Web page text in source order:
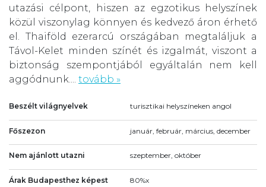
utazási célpont, hiszen az egzotikus helyszínek
közül viszonylag könnyen és kedvező áron érhető
el. Thaiföld ezerarcú országában megtaláljuk a
Távol-Kelet minden színét és izgalmát, viszont a
biztonság szempontjából egyáltalán nem kell
aggódnunk.... tovább »
Beszélt világnyelvek turisztikai helyszíneken angol
Főszezon január, február, március, december
Nem ajánlott utazni szeptember, október
Árak Budapesthez képest 80%x